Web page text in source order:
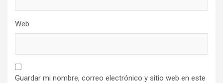
Web
Guardar mi nombre, correo electrónico y sitio web en este